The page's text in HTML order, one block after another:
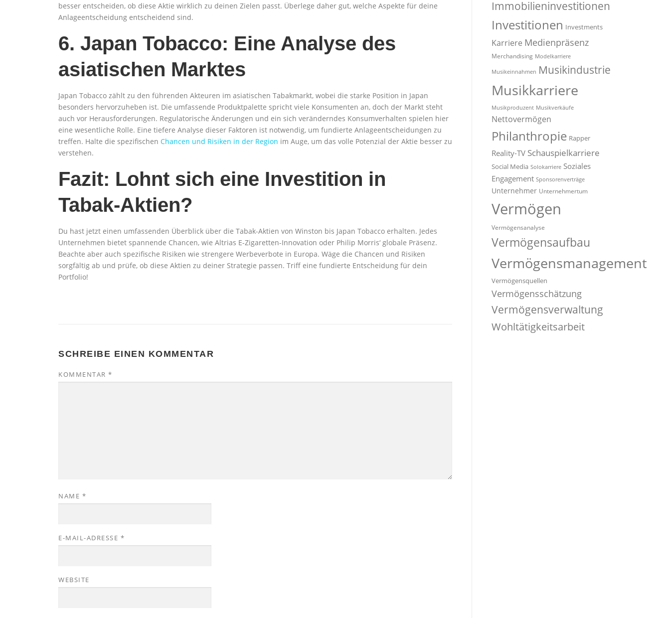
besser entscheiden, ob diese Aktie wirklich zu deinen Zielen passt. Überlege daher gut, welche Aspekte für deine
Anlageentscheidung entscheidend sind.
6. Japan Tobacco: Eine Analyse des
asiatischen Marktes
Japan Tobacco zählt zu den führenden Akteuren im asiatischen Tabakmarkt, wobei die starke Position in Japan
besonders hervorzuheben ist. Die umfassende Produktpalette spricht viele Konsumenten an, doch der Markt steht
auch vor Herausforderungen. Regulatorische Änderungen und ein sich veränderndes Konsumverhalten spielen hier
eine wesentliche Rolle. Eine tiefere Analyse dieser Faktoren ist notwendig, um fundierte Anlageentscheidungen zu
treffen. Halte die spezifischen Chancen und Risiken in der Region im Auge, um das volle Potenzial der Aktie besser zu
verstehen.
Fazit: Lohnt sich eine Investition in
Tabak-Aktien?
Du hast jetzt einen umfassenden Überblick über die Tabak-Aktien von Winston bis Japan Tobacco erhalten. Jedes
Unternehmen bietet spannende Chancen, wie Altrias E-Zigaretten-Innovation oder Philip Morris‘ globale Präsenz.
Beachte aber auch spezifische Risiken wie strengere Werbeverbote in Europa. Wäge die Chancen und Risiken
sorgfältig ab und prüfe, ob diese Aktien zu deiner Strategie passen. Triff eine fundierte Entscheidung für dein
Portfolio!
SCHREIBE EINEN KOMMENTAR
KOMMENTAR *
NAME *
E-MAIL-ADRESSE *
WEBSITE
Immobilieninvestitionen
Investitionen Investments
Karriere Medienpräsenz
Merchandising Modelkarriere
Musikeinnahmen Musikindustrie
Musikkarriere
Musikproduzent Musikverkäufe
Nettovermögen
Philanthropie Rapper
Reality-TV Schauspielkarriere
Social Media Solokarriere Soziales
Engagement Sponsorenverträge
Unternehmer Unternehmertum
Vermögen
Vermögensanalyse
Vermögensaufbau
Vermögensmanagement
Vermögensquellen
Vermögensschätzung
Vermögensverwaltung
Wohltätigkeitsarbeit